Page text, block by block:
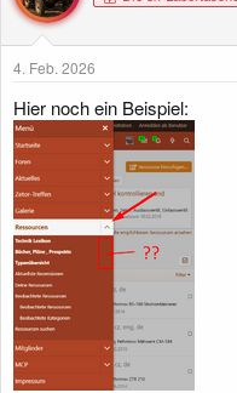
4. Feb. 2026
Hier noch ein Beispiel: